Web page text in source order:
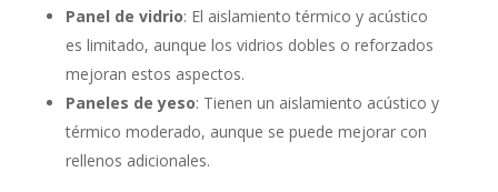
Panel de vidrio: El aislamiento térmico y acústico
es limitado, aunque los vidrios dobles o reforzados
mejoran estos aspectos.
Paneles de yeso: Tienen un aislamiento acústico y
térmico moderado, aunque se puede mejorar con
rellenos adicionales.